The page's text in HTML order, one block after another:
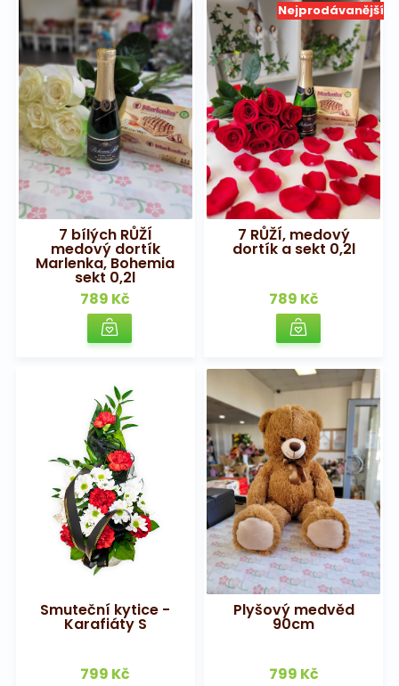
7 bílých RŮŽÍ
medový dortík
Marlenka, Bohemia
sekt 0,2l
789 Kč
Nejprodávanější
7 RŮŽÍ, medový
dortík a sekt 0,2l
789 Kč
Smuteční kytice -
Karafiáty S
799 Kč
Plyšový medvěd
90cm
799 Kč